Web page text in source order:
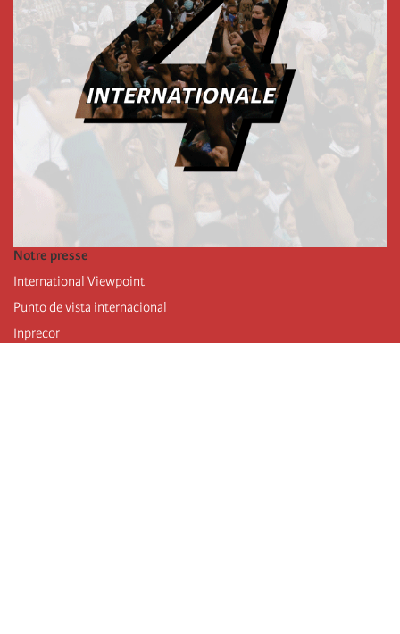
Notre presse
International Viewpoint
Punto de vista internacional
Inprecor